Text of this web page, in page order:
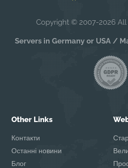
Copyright © 2007-2026 All
Servers in Germany or USA /
Other Links
Контакти
Останні новини
Блог